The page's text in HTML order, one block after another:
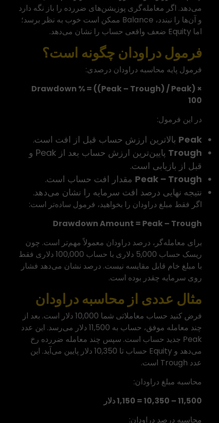
می‌دهد. اگر معامله‌گری پوزیشن‌های ضررده را باز نگه دارد
و آن‌ها را نبندد، Balance ممکن است خوب به نظر برسد؛
اما Equity ضعف واقعی حساب را نشان می‌دهد.
فرمول دراودان چگونه است؟
فرمول پایه محاسبه دراودان درصدی:
Drawdown % = ((Peak – Trough) / Peak) ×
100
در این فرمول:
Peak بالاترین ارزش حساب قبل از افت است.
Trough
پایین‌ترین ارزش حساب بعد از Peak و
قبل از بازیابی است.
Peak – Trough مقدار افت حساب است.
نتیجه نهایی درصد افت سرمایه را نشان می‌دهد.
اگر فقط مبلغ دراودان را بخواهید، فرمول ساده‌تر است:
Drawdown Amount = Peak – Trough
برای معامله‌گر، درصد دراودان معمولاً مهم‌تر است. چون
ریسک حساب 5,000 دلاری با حساب 100,000 دلاری فقط
با مبلغ خام قابل مقایسه نیست. درصد نشان می‌دهد فشار
روی سرمایه چقدر بوده است.
مثال عددی از محاسبه دراودان
فرض کنید حساب معاملاتی شما 10,000 دلار است. بعد از
چند معامله موفق، حساب به 11,500 دلار می‌رسد. این عدد
Peak جدید حساب است. سپس چند معامله ضررده رخ
می‌دهد و Equity حساب تا 10,350 دلار پایین می‌آید. این
عدد Trough است.
محاسبه مبلغ دراودان:
11,500 – 10,350 = 1,150 دلار
محاسبه درصد دراودان: